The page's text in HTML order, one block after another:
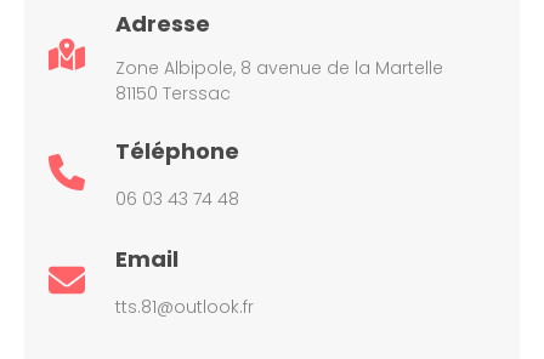
Adresse
Zone Albipole, 8 avenue de la Martelle
81150 Terssac
Téléphone
06 03 43 74 48
Email
tts.81@outlook.fr